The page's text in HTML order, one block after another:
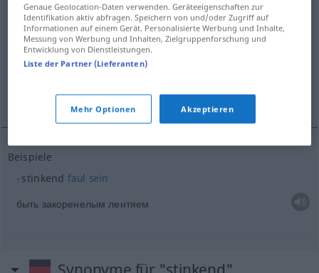
stinkendadv
Übersicht aller Übersetzungen
(Für mehr Details die Übersetzung anklicken/antippen)
быть закоренелым лентяем
Beispiele
stinkend faul sein
быть закоренелым лентяем
Genaue Geolocation-Daten verwenden. Geräteeigenschaften zur
Identifikation aktiv abfragen. Speichern von und/oder Zugriff auf
Informationen auf einem Gerät. Personalisierte Werbung und Inhalte,
Messung von Werbung und Inhalten, Zielgruppenforschung und
Entwicklung von Dienstleistungen.
Liste der Partner (Lieferanten)
Mehr Optionen Akzeptieren